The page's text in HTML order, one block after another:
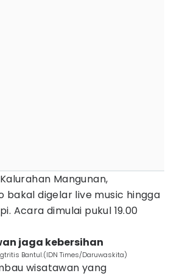
Mangunan,
bakal digelar live music hingga
Acara dimulai pukul 19.00
jaga kebersihan
Bantul.(IDN Times/Daruwaskita)
wisatawan yang